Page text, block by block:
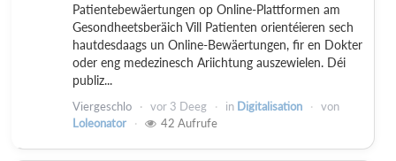
Patientebewäertungen op Online-Plattformen am
Gesondheetsberäich Vill Patienten orientéieren sech
hautdesdaags un Online-Bewäertungen, fir en Dokter
oder eng medezinesch Ariichtung auszewielen. Déi
publiz...
Viergeschlo vor 3 Deeg in Digitalisation
von
Loleonator
42 Aufrufe